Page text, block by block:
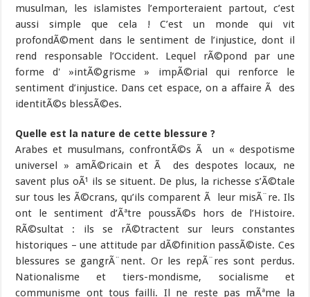
musulman, les islamistes l’emporteraient partout, c’est
aussi simple que cela ! C’est un monde qui vit
profondÃ©ment dans le sentiment de l’injustice, dont il
rend responsable l’Occident. Lequel rÃ©pond par une
forme d' »intÃ©grisme » impÃ©rial qui renforce le
sentiment d’injustice. Dans cet espace, on a affaire Ã des
identitÃ©s blessÃ©es.
Quelle est la nature de cette blessure ?
Arabes et musulmans, confrontÃ©s Ã un « despotisme
universel » amÃ©ricain et Ã des despotes locaux, ne
savent plus oÃ¹ ils se situent. De plus, la richesse s’Ã©tale
sur tous les Ã©crans, qu’ils comparent Ã leur misÃ¨re. Ils
ont le sentiment d’Ãªtre poussÃ©s hors de l’Histoire.
RÃ©sultat : ils se rÃ©tractent sur leurs constantes
historiques – une attitude par dÃ©finition passÃ©iste. Ces
blessures se gangrÃ¨nent. Or les repÃ¨res sont perdus.
Nationalisme et tiers-mondisme, socialisme et
communisme ont tous failli. Il ne reste pas mÃªme la